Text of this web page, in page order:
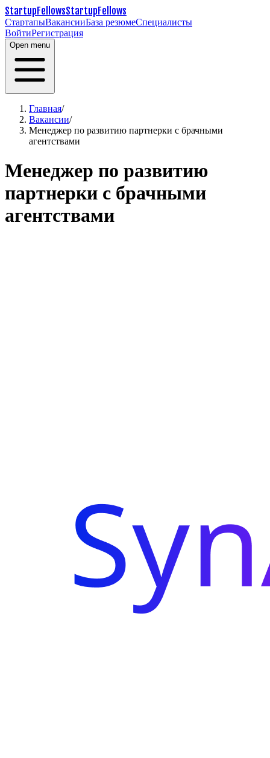
StartupFellowsStartupFellows
СтартапыВакансииБаза резюмеСпециалисты
ВойтиРегистрация
Open menu
Главная/
Вакансии/
Менеджер по развитию партнерки с брачными
агентствами
Менеджер по развитию
партнерки с брачными
агентствами